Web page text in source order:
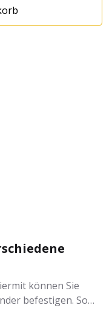
können Sie
befestigen. So
messen Sie